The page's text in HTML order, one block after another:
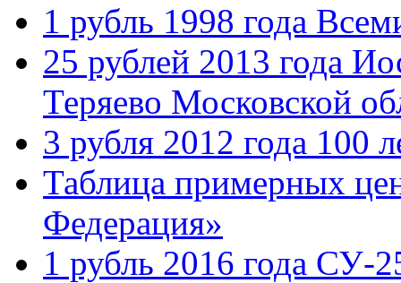
1 рубль 1998 года
25 рублей 2013 года
Теряево Московской
3 рубля 2012 года 100
Таблица примерных
Федерация»
1 рубль 2016 года СУ-